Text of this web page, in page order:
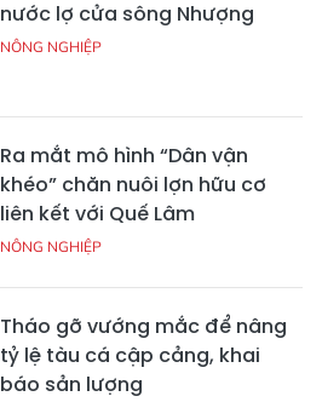
nước lợ cửa sông Nhượng
NÔNG NGHIỆP
Ra mắt mô hình “Dân vận
khéo” chăn nuôi lợn hữu cơ
liên kết với Quế Lâm
NÔNG NGHIỆP
Tháo gỡ vướng mắc để nâng
tỷ lệ tàu cá cập cảng, khai
báo sản lượng